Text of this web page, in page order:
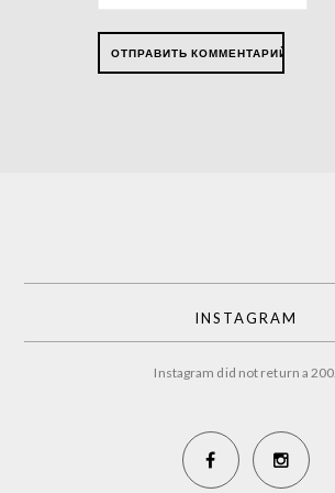
INSTAGRAM
Instagram did not return a 200.